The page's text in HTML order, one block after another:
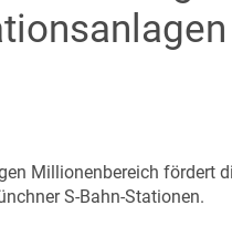
Millionenbereich fördert
S-Bahn-Stationen.